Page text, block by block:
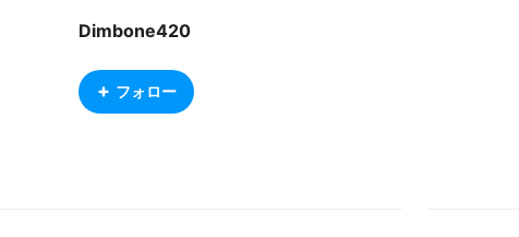
Dimbone420
フォロー